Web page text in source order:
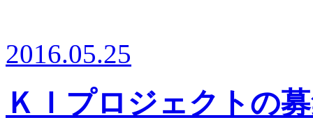
2016.05.25
ＫＩプロジェクトの